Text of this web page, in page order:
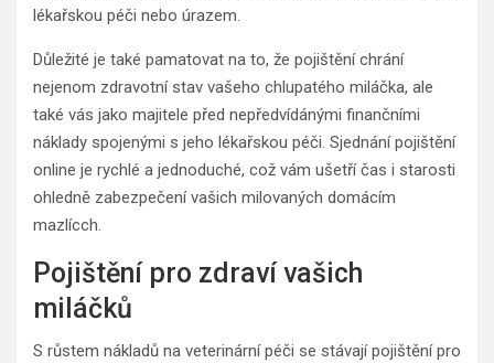
lékařskou péči nebo úrazem.
Důležité je také pamatovat na to, že pojištění chrání
nejenom zdravotní stav vašeho chlupatého miláčka, ale
také vás jako majitele před nepředvídánými finančními
náklady spojenými s jeho lékařskou péči. Sjednání pojištění
online je rychlé a jednoduché, což vám ušetří čas i starosti
ohledně zabezpečení vašich milovaných domácím
mazlícch.
Pojištění pro zdraví vašich
miláčků
S růstem nákladů na veterinární péči se stávají pojištění pro